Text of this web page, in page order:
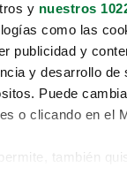
y nuestros
como las
publicidad y
y desarrollo
Puede
o clicando en el
también